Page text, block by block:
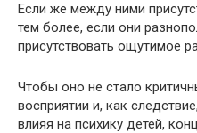
Если же между ними
тем более, если они
присутствовать ощутимое
Чтобы оно не стало
восприятии и, как
влияя на психику детей,